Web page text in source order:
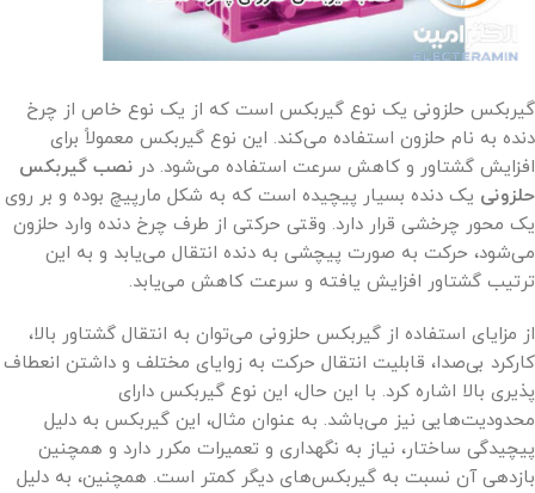
گیربکس حلزونی یک نوع گیربکس است که از یک نوع خاص از چرخ
دنده به نام حلزون استفاده می‌کند. این نوع گیربکس معمولاً برای
افزایش گشتاور و کاهش سرعت استفاده می‌شود. در نصب گیربکس
حلزونی یک دنده بسیار پیچیده است که به شکل مارپیچ بوده و بر روی
یک محور چرخشی قرار دارد. وقتی حرکتی از طرف چرخ دنده وارد حلزون
می‌شود، حرکت به صورت پیچشی به دنده انتقال می‌یابد و به این
ترتیب گشتاور افزایش یافته و سرعت کاهش می‌یابد.
از مزایای استفاده از گیربکس حلزونی می‌توان به انتقال گشتاور بالا،
کارکرد بی‌صدا، قابلیت انتقال حرکت به زوایای مختلف و داشتن انعطاف
پذیری بالا اشاره کرد. با این حال، این نوع گیربکس دارای
محدودیت‌هایی نیز می‌باشد. به عنوان مثال، این گیربکس به دلیل
پیچیدگی ساختار، نیاز به نگهداری و تعمیرات مکرر دارد و همچنین
بازدهی آن نسبت به گیربکس‌های دیگر کمتر است. همچنین، به دلیل